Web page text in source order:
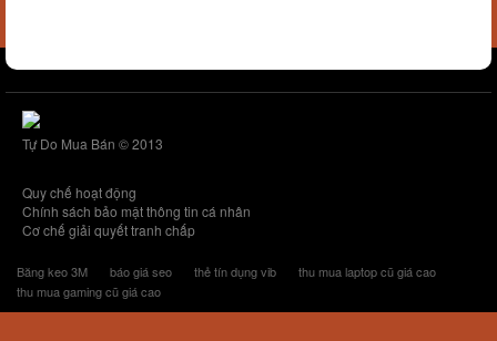
Tự Do Mua Bán © 2013
Quy chế hoạt động
Chính sách bảo mật thông tin cá nhân
Cơ chế giải quyết tranh chấp
Băng keo 3M báo giá seo thẻ tín dụng vib
thu mua laptop cũ giá cao
thu mua gaming cũ giá cao